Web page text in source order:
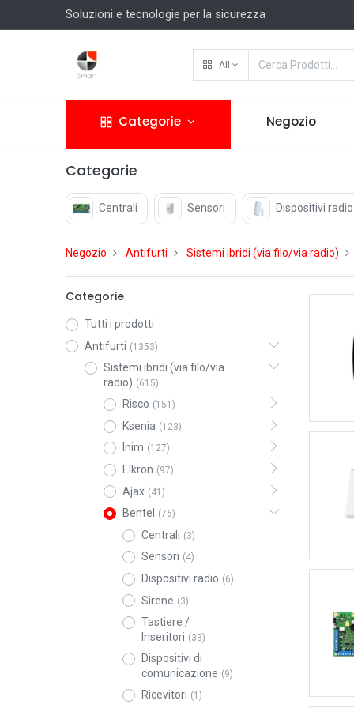
Soluzioni e tecnologie per la sicurezza
All
Categorie Negozio
Categorie
Centrali Sensori Dispositivi radio
Negozio Antifurti Sistemi ibridi (via filo/via radio)
Categorie
Tutti i prodotti
Antifurti (1353)
Sistemi ibridi (via filo/via
radio) (615)
Risco (151)
Ksenia (123)
Inim (127)
Elkron (97)
Ajax (41)
Bentel (76)
Centrali (3)
Sensori (4)
Dispositivi radio (6)
Sirene (3)
Tastiere /
Inseritori (33)
Dispositivi di
comunicazione (9)
Ricevitori (1)